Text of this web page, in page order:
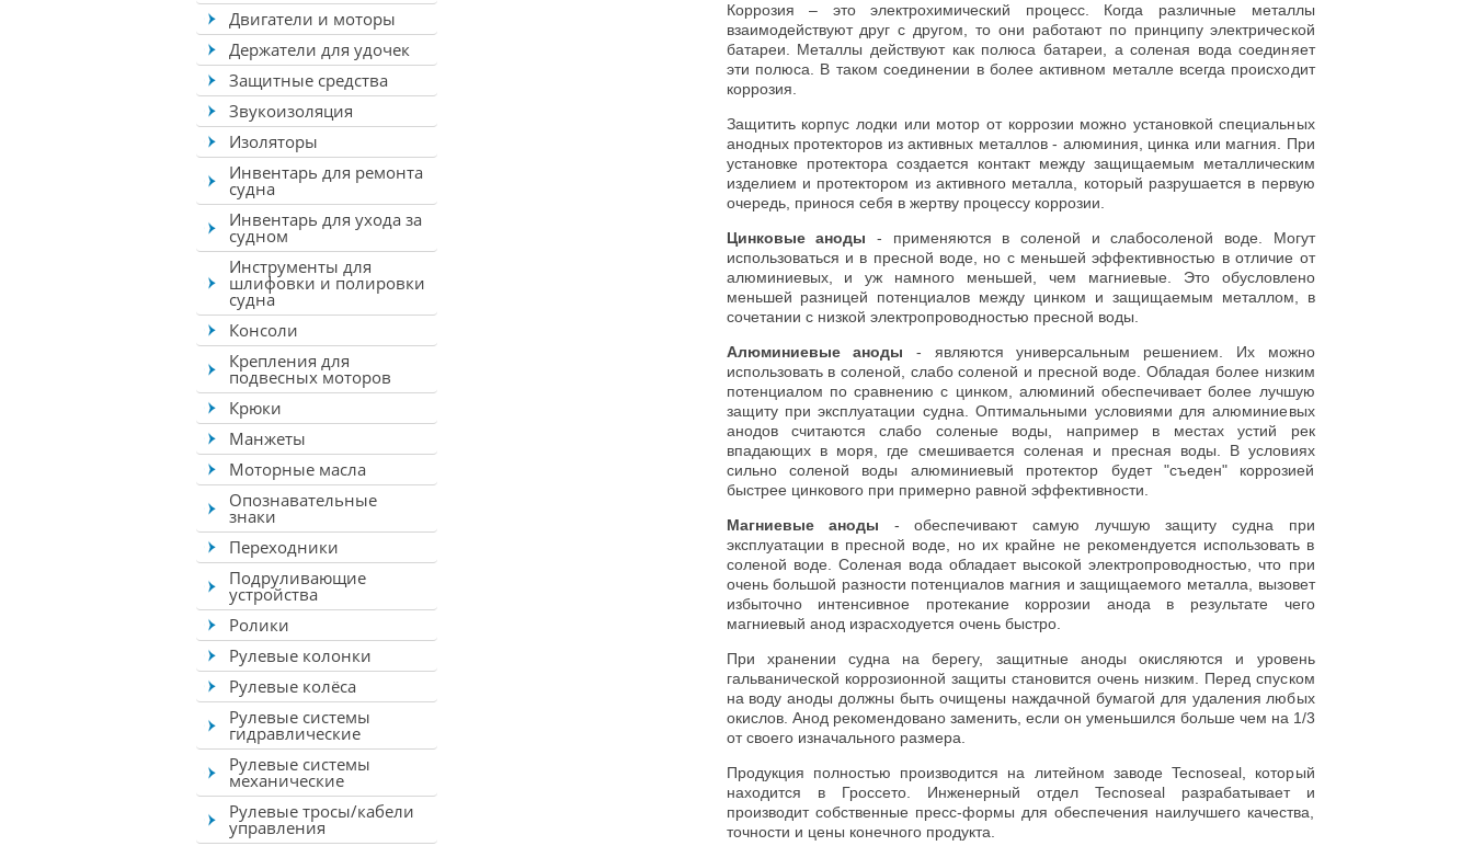
Двигатели и моторы
Держатели для удочек
Защитные средства
Звукоизоляция
Изоляторы
Инвентарь для ремонта
судна
Инвентарь для ухода за
судном
Инструменты для
шлифовки и полировки
судна
Консоли
Крепления для
подвесных моторов
Крюки
Манжеты
Моторные масла
Опознавательные
знаки
Переходники
Подруливающие
устройства
Ролики
Рулевые колонки
Рулевые колёса
Рулевые системы
гидравлические
Рулевые системы
механические
Рулевые тросы/кабели
управления
Коррозия – это электрохимический процесс. Когда различные металлы
взаимодействуют друг с другом, то они работают по принципу электрической
батареи. Металлы действуют как полюса батареи, а соленая вода соединяет
эти полюса. В таком соединении в более активном металле всегда происходит
коррозия.
Защитить корпус лодки или мотор от коррозии можно установкой специальных
анодных протекторов из активных металлов - алюминия, цинка или магния. При
установке протектора создается контакт между защищаемым металлическим
изделием и протектором из активного металла, который разрушается в первую
очередь, принося себя в жертву процессу коррозии.
Цинковые аноды - применяются в соленой и слабосоленой воде. Могут
использоваться и в пресной воде, но с меньшей эффективностью в отличие от
алюминиевых, и уж намного меньшей, чем магниевые. Это обусловлено
меньшей разницей потенциалов между цинком и защищаемым металлом, в
сочетании с низкой электропроводностью пресной воды.
Алюминиевые аноды - являются универсальным решением. Их можно
использовать в соленой, слабо соленой и пресной воде. Обладая более низким
потенциалом по сравнению с цинком, алюминий обеспечивает более лучшую
защиту при эксплуатации судна. Оптимальными условиями для алюминиевых
анодов считаются слабо соленые воды, например в местах устий рек
впадающих в моря, где смешивается соленая и пресная воды. В условиях
сильно соленой воды алюминиевый протектор будет "съеден" коррозией
быстрее цинкового при примерно равной эффективности.
Магниевые аноды - обеспечивают самую лучшую защиту судна при
эксплуатации в пресной воде, но их крайне не рекомендуется использовать в
соленой воде. Соленая вода обладает высокой электропроводностью, что при
очень большой разности потенциалов магния и защищаемого металла, вызовет
избыточно интенсивное протекание коррозии анода в результате чего
магниевый анод израсходуется очень быстро.
При хранении судна на берегу, защитные аноды окисляются и уровень
гальванической коррозионной защиты становится очень низким. Перед спуском
на воду аноды должны быть очищены наждачной бумагой для удаления любых
окислов. Анод рекомендовано заменить, если он уменьшился больше чем на 1/3
от своего изначального размера.
Продукция полностью производится на литейном заводе Tecnoseal, который
находится в Гроссето. Инженерный отдел Tecnoseal разрабатывает и
производит собственные пресс-формы для обеспечения наилучшего качества,
точности и цены конечного продукта.